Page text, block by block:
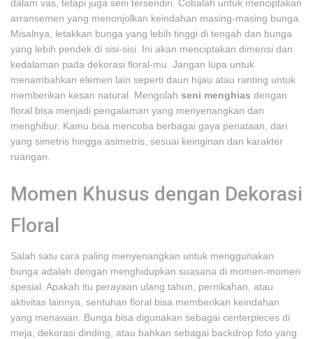
dalam vas, tetapi juga seni tersendiri. Cobalah untuk menciptakan
arransemen yang menonjolkan keindahan masing-masing bunga.
Misalnya, letakkan bunga yang lebih tinggi di tengah dan bunga
yang lebih pendek di sisi-sisi. Ini akan menciptakan dimensi dan
kedalaman pada dekorasi floral-mu. Jangan lupa untuk
menambahkan elemen lain seperti daun hijau atau ranting untuk
memberikan kesan natural. Mengolah seni menghias dengan
floral bisa menjadi pengalaman yang menyenangkan dan
menghibur. Kamu bisa mencoba berbagai gaya penataan, dari
yang simetris hingga asimetris, sesuai keinginan dan karakter
ruangan.
Momen Khusus dengan Dekorasi
Floral
Salah satu cara paling menyenangkan untuk menggunakan
bunga adalah dengan menghidupkan suasana di momen-momen
spesial. Apakah itu perayaan ulang tahun, pernikahan, atau
aktivitas lainnya, sentuhan floral bisa memberikan keindahan
yang menawan. Bunga bisa digunakan sebagai centerpieces di
meja, dekorasi dinding, atau bahkan sebagai backdrop foto yang